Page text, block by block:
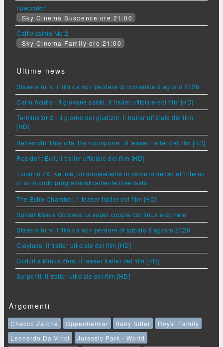
I peccatori
Sky Cinema Suspence ore 21:00
Cattivissimo Me 2
Sky Cinema Family ore 21:00
Ultime news
Stasera in tv: i film da non perdere di domenica 9 agosto 2026
Carlo Acutis - Il giovane santo, il trailer ufficiale del film [HD]
Terminator 2 - Il giorno del giudizio, il trailer ufficiale del film
[HD]
Behemoth! Una vita. Da ricomporre., il teaser trailer del film [HD]
Resident Evil, il trailer ufficiale del film [HD]
Locarno 79: Ketticè, un adolescente in cerca di senso all'interno
di un mondo programmaticamente insensato
The Echo Chamber, il teaser trailer del film [HD]
Spider Man e Odissea: la super coppia continua a correre
Stasera in tv: i film da non perdere di sabato 8 agosto 2026
Clayface, il trailer ufficiale del film [HD]
Godzilla Minus Zero, il teaser trailer del film [HD]
Serpenti, il trailer ufficiale del film [HD]
Argomenti
Checco Zalone Oppenheimer Baby Sitter
Royal Family
Leonardo Da Vinci
Jurassic Park - World